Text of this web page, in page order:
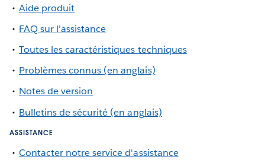
Aide produit
FAQ sur l'assistance
Toutes les caractéristiques techniques
Problèmes connus (en anglais)
Notes de version
Bulletins de sécurité (en anglais)
ASSISTANCE
Contacter notre service d'assistance